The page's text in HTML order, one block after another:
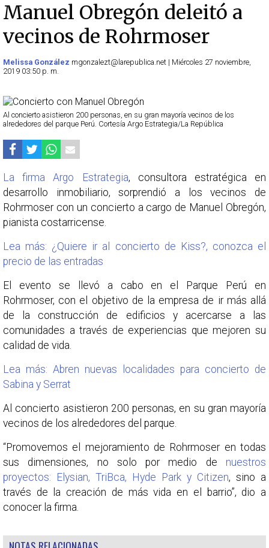
Manuel Obregón deleitó a
vecinos de Rohrmoser
Melissa González mgonzalezt@larepublica.net | Miércoles 27 noviembre,
2019 03:50 p. m.
Al concierto asistieron 200 personas, en su gran mayoría vecinos de los
alrededores del parque Perú. Cortesía Argo Estrategia/La República
La firma Argo Estrategia, consultora estratégica en
desarrollo inmobiliario, sorprendió a los vecinos de
Rohrmoser con un concierto a cargo de Manuel Obregón,
pianista costarricense.
Lea más: ¿Quiere ir al concierto de Kiss?, conozca el
precio de las entradas
El evento se llevó a cabo en el Parque Perú en
Rohrmoser, con el objetivo de la empresa de ir más allá
de la construcción de edificios y acercarse a las
comunidades a través de experiencias que mejoren su
calidad de vida.
Lea más: Abren nuevas localidades para concierto de
Sabina y Serrat
Al concierto asistieron 200 personas, en su gran mayoría
vecinos de los alrededores del parque.
“Promovemos el mejoramiento de Rohrmoser en todas
sus dimensiones, no solo por medio de nuestros
proyectos: Elysian, TriBca, Hyde Park y Citizen, sino a
través de la creación de más vida en el barrio”, dio a
conocer la firma.